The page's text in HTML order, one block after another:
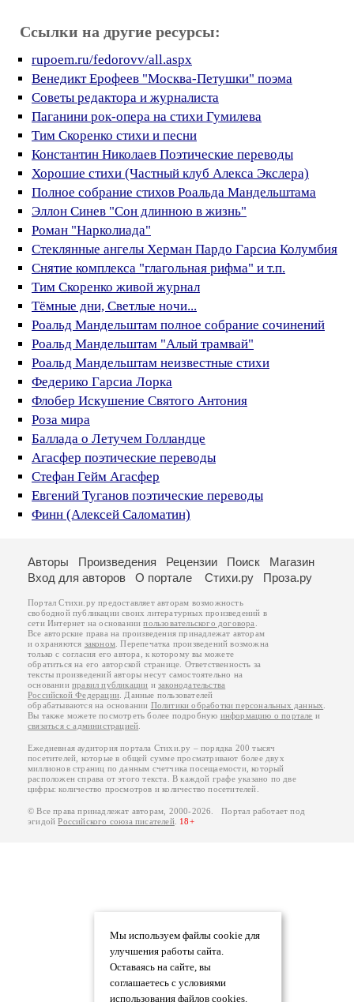
Ссылки на другие ресурсы:
rupoem.ru/fedorovv/all.aspx
Венедикт Ерофеев "Москва-Петушки" поэма
Советы редактора и журналиста
Паганини рок-опера на стихи Гумилева
Тим Скоренко стихи и песни
Константин Николаев Поэтические переводы
Хорошие стихи (Частный клуб Алекса Экслера)
Полное собрание стихов Роальда Мандельштама
Эллон Синев "Сон длинною в жизнь"
Роман "Нарколиада"
Стеклянные ангелы Херман Пардо Гарсиа Колумбия
Снятие комплекса "глагольная рифма" и т.п.
Тим Скоренко живой журнал
Тёмные дни, Светлые ночи...
Роальд Мандельштам полное собрание сочинений
Роальд Мандельштам "Алый трамвай"
Роальд Мандельштам неизвестные стихи
Федерико Гарсиа Лорка
Флобер Искушение Святого Антония
Роза мира
Баллада о Летучем Голландце
Агасфер поэтические переводы
Стефан Гейм Агасфер
Евгений Туганов поэтические переводы
Финн (Алексей Саломатин)
Мы используем файлы cookie для
улучшения работы сайта.
Оставаясь на сайте, вы
соглашаетесь с условиями
использования файлов cookies.
Авторы Произведения Рецензии Поиск
Магазин
Вход для авторов
О портале Стихи.ру Проза.ру
Портал Стихи.ру предоставляет авторам возможность
свободной публикации своих литературных произведений в
сети Интернет на основаниипользовательского договора.
Все авторские права на произведения принадлежат авторам
и охраняются законом. Перепечатка произведений возможна
только с согласия его автора, к которому вы можете
обратиться на его авторской странице. Ответственность за
тексты произведений авторы несут самостоятельно на
основанииправил публикации изаконодательства
Российской Федерации. Данные пользователей
обрабатываются на основании Политики обработки персональных данных.
Вы также можете посмотреть более подробную информацию о портале и
связаться с администрацией.
Ежедневная аудитория портала Стихи.ру – порядка 200 тысяч
посетителей, которые в общей сумме просматривают более двух
миллионов страниц по данным счетчика посещаемости, который
расположен справа от этого текста. В каждой графе указано по две
цифры: количество просмотров и количество посетителей.
© Все права принадлежат авторам, 2000-2026. Портал работает под
эгидойРоссийского союза писателей. 18+